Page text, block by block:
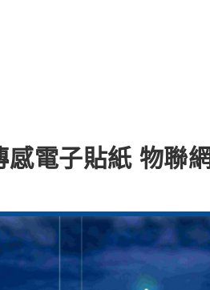
感電子貼紙 物聯